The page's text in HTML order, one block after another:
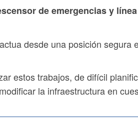
de emergencias y
desde una posición segura
estos trabajos, de difícil
la infraestructura en